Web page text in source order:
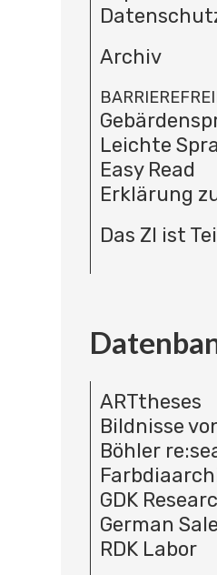
Archiv
Leichte
Easy Read
Erklärung
Das ZI ist
ARTtheses
Bildnisse
Böhler
GDK
German
RDK Labor